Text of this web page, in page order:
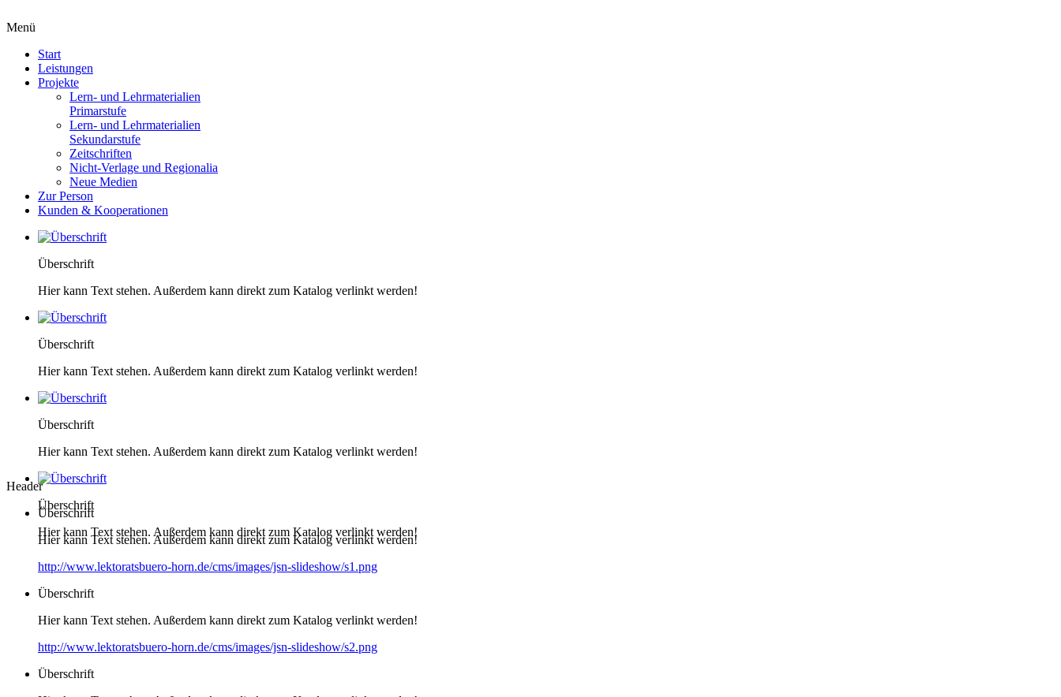
Menü
Start
Leistungen
Projekte
Lern- und Lehrmaterialien
Primarstufe
Lern- und Lehrmaterialien
Sekundarstufe
Zeitschriften
Nicht-Verlage und Regionalia
Neue Medien
Zur Person
Kunden & Kooperationen
Überschrift
Hier kann Text stehen. Außerdem kann direkt zum Katalog verlinkt werden!
Überschrift
Hier kann Text stehen. Außerdem kann direkt zum Katalog verlinkt werden!
Überschrift
Hier kann Text stehen. Außerdem kann direkt zum Katalog verlinkt werden!
Überschrift
Hier kann Text stehen. Außerdem kann direkt zum Katalog verlinkt werden!
Header
Überschrift
Hier kann Text stehen. Außerdem kann direkt zum Katalog verlinkt werden!
http://www.lektoratsbuero-horn.de/cms/images/jsn-slideshow/s1.png
Überschrift
Hier kann Text stehen. Außerdem kann direkt zum Katalog verlinkt werden!
http://www.lektoratsbuero-horn.de/cms/images/jsn-slideshow/s2.png
Überschrift